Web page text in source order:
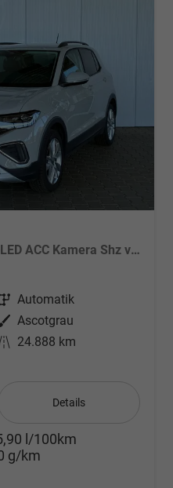
Life 1.0 TSI DSG / Matrix-LED ACC Kamera Shz vorne Apple Carplay Alu 17'' Winterreifen
Getriebe Automatik
Außenfarbe Ascotgrau
Kilometerstand 24.888 km
Details
l/100km
g/km